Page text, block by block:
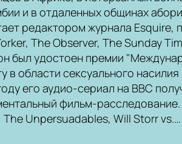
и в отдаленных общинах
редактором журнала Esquire,
The Observer, The Sunday
был удостоен премии
в области сексуального
его аудио-сериал на BBC
фильм-
The Unpersuadables, Will Storr vs.…